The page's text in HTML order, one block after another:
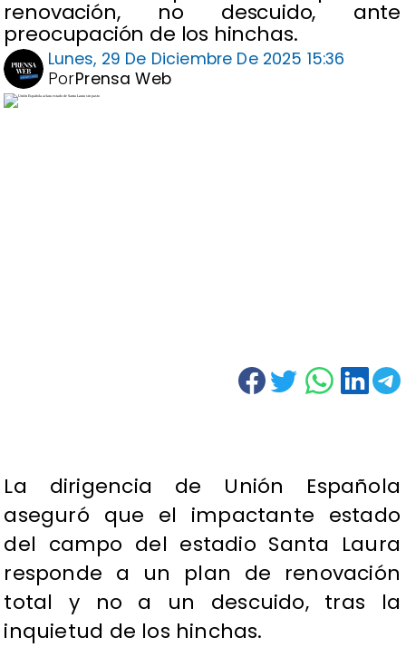
renovación, no descuido, ante
preocupación de los hinchas.
Lunes, 29 De Diciembre De 2025 15:36
Prensa Web
Por
La dirigencia de Unión Española
aseguró que el impactante estado
del campo del estadio Santa Laura
responde a un plan de renovación
total y no a un descuido, tras la
inquietud de los hinchas.